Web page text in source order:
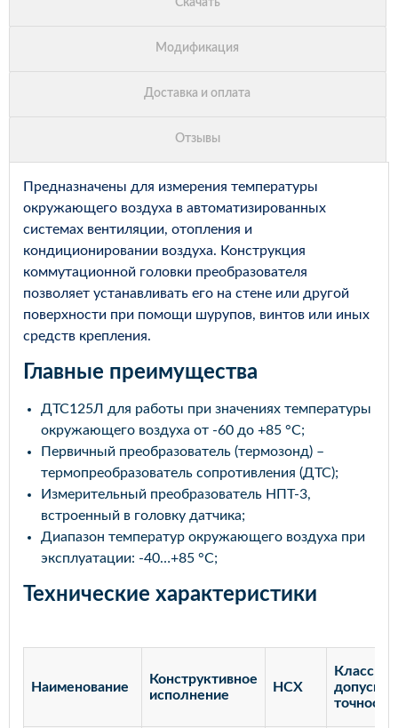
Предназначены для измерения температуры
окружающего воздуха в автоматизированных
системах вентиляции, отопления и
кондиционировании воздуха. Конструкция
коммутационной головки преобразователя
позволяет устанавливать его на стене или другой
поверхности при помощи шурупов, винтов или иных
средств крепления.
Главные преимущества
ДТС125Л для работы при значениях температуры
окружающего воздуха от -60 до +85 °С;
Первичный преобразователь (термозонд) –
термопреобразователь сопротивления (ДТС);
Измерительный преобразователь НПТ-3,
встроенный в головку датчика;
Диапазон температур окружающего воздуха при
эксплуатации: -40…+85 °С;
Технические характеристики
Наименование
Конструктивное
исполнение
НСХ
Класс
допуска/
точности